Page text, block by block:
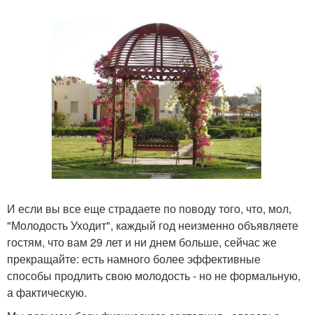
И если вы все еще страдаете по поводу того, что, мол,
"Молодость Уходит", каждый год неизменно объявляете
гостям, что вам 29 лет и ни днем больше, сейчас же
прекращайте: есть намного более эффективные
способы продлить свою молодость - но не формальную,
а фактическую.